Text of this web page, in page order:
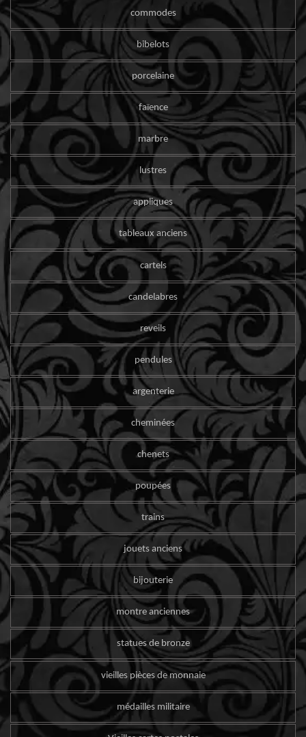
commodes
bibelots
porcelaine
faïence
marbre
lustres
appliques
tableaux anciens
cartels
candelabres
reveils
pendules
argenterie
cheminées
chenets
poupées
trains
jouets anciens
bijouterie
montre anciennes
statues de bronze
vieilles pièces de monnaie
médailles militaire